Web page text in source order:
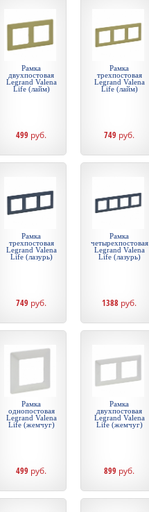
Рамка
двухпостовая
Legrand Valena
Life (лайм)
499 руб.
Рамка
трехпостовая
Legrand Valena
Life (лайм)
749 руб.
Рамка
трехпостовая
Legrand Valena
Life (лазурь)
749 руб.
Рамка
четырехпостовая
Legrand Valena
Life (лазурь)
1388 руб.
Рамка
однопостовая
Legrand Valena
Life (жемчуг)
499 руб.
Рамка
двухпостовая
Legrand Valena
Life (жемчуг)
899 руб.